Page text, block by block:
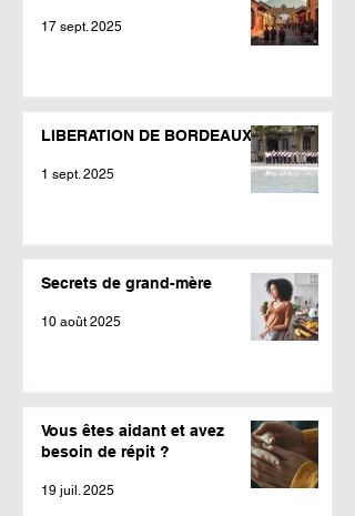
17 sept. 2025
LIBERATION DE BORDEAUX
1 sept. 2025
Secrets de grand-mère
10 août 2025
Vous êtes aidant et avez
besoin de répit ?
19 juil. 2025